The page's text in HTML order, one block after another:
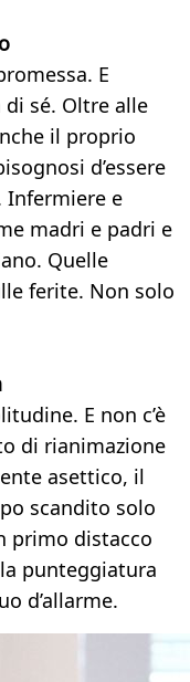
E
di sé. Oltre alle
il proprio
d’essere
Infermiere e
madri e padri e
Quelle
ferite. Non solo
E non c’è
di rianimazione
asettico, il
scandito solo
primo distacco
punteggiatura
d’allarme.